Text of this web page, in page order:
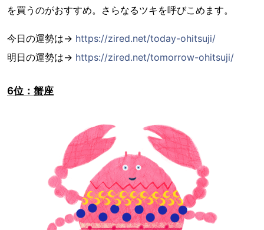
を買うのがおすすめ。さらなるツキを呼びこめます。
今日の運勢は→ https://zired.net/today-ohitsuji/
明日の運勢は→ https://zired.net/tomorrow-ohitsuji/
6位：蟹座